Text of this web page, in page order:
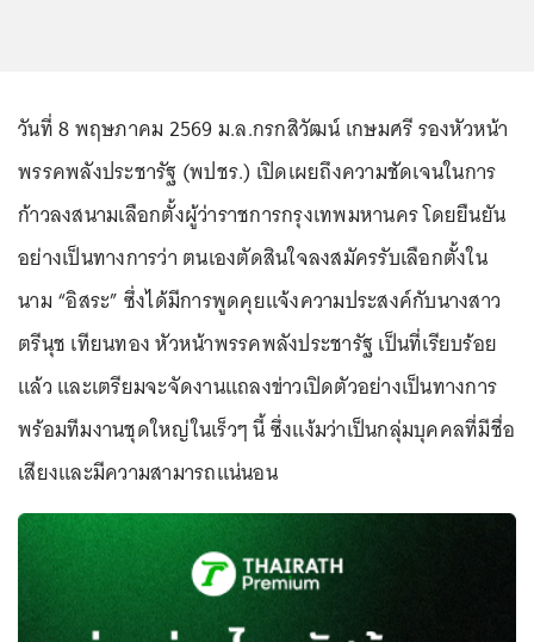
วันที่ 8 พฤษภาคม 2569 ม.ล.กรกสิวัฒน์ เกษมศรี รองหัวหน้า
พรรคพลังประชารัฐ (พปชร.) เปิดเผยถึงความชัดเจนในการ
ก้าวลงสนามเลือกตั้งผู้ว่าราชการกรุงเทพมหานคร โดยยืนยัน
อย่างเป็นทางการว่า ตนเองตัดสินใจลงสมัครรับเลือกตั้งใน
นาม “อิสระ” ซึ่งได้มีการพูดคุยแจ้งความประสงค์กับนางสาว
ตรีนุช เทียนทอง หัวหน้าพรรคพลังประชารัฐ เป็นที่เรียบร้อย
แล้ว และเตรียมจะจัดงานแถลงข่าวเปิดตัวอย่างเป็นทางการ
พร้อมทีมงานชุดใหญ่ในเร็วๆ นี้ ซึ่งแง้มว่าเป็นกลุ่มบุคคลที่มีชื่อ
เสียงและมีความสามารถแน่นอน